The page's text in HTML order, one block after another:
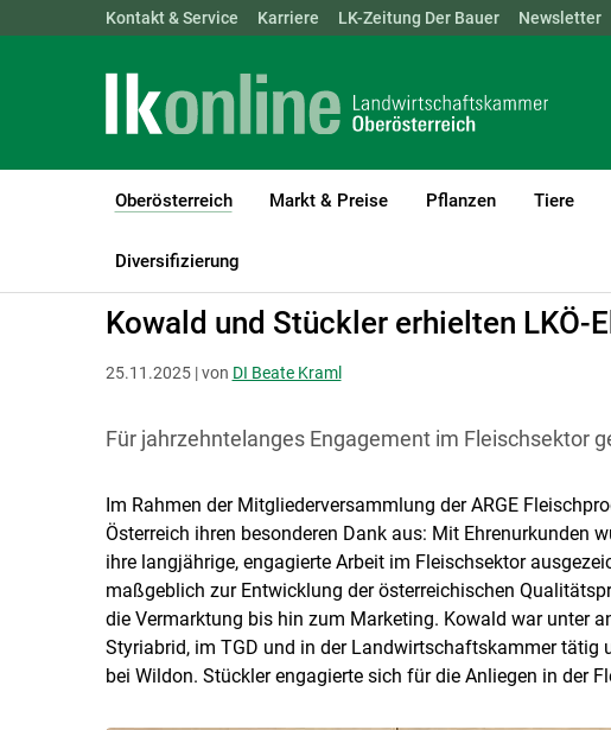
Landwirtschaftskammern: ÖSTERREICH BGLD KTN NÖ OÖ
Kontakt & Service Karriere LK-Zeitung Der Bauer Newsletter
Oberösterreich
(current)1
Markt & Preise Pflanzen Tiere
Diversifizierung
LK Oberösterreich Oberösterreich
Kowald und Stückler erhielten LKÖ-
25.11.2025 | von DI Beate Kraml
Für jahrzehntelanges Engagement im Fleischsektor
Im Rahmen der Mitgliederversammlung der ARGE
Österreich ihren besonderen Dank aus: Mit Ehrenurkunden
ihre langjährige, engagierte Arbeit im Fleischsektor
maßgeblich zur Entwicklung der österreichischen
die Vermarktung bis hin zum Marketing. Kowald war unter
Styriabrid, im TGD und in der Landwirtschaftskammer tätig
bei Wildon. Stückler engagierte sich für die Anliegen in der